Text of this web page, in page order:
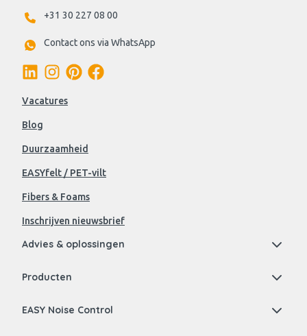
+31 30 227 08 00
Contact ons via WhatsApp
Vacatures
Blog
Duurzaamheid
EASYfelt / PET-vilt
Fibers & Foams
Inschrijven nieuwsbrief
Advies & oplossingen
Producten
EASY Noise Control